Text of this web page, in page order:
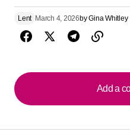
Lent March 4, 2026byGina Whitley
Add a
Add a